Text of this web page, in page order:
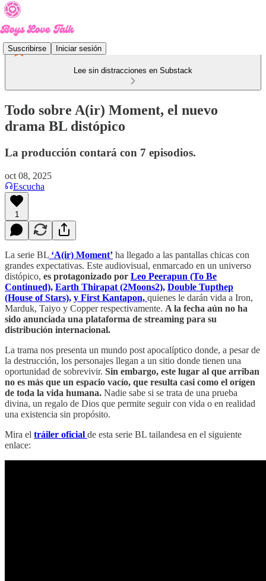
Suscribirse Iniciar sesión
Lee sin distracciones en Substack
Todo sobre A(ir) Moment, el nuevo
drama BL distópico
La producción contará con 7 episodios.
oct 08, 2025
Escucha
1
La serie BL ‘A(ir) Moment’ ha llegado a las pantallas chicas con
grandes expectativas. Este audiovisual, enmarcado en un universo
distópico, es protagonizado por Leo Peerapun (To Be
Continued), Earth Thirapat (2Moons2), Double Tupthep
(House of Stars), y First Kantapon, quienes le darán vida a Iron,
Marduk, Taiyo y Copper respectivamente. A la fecha aún no ha
sido anunciada una plataforma de streaming para su
distribución internacional.
La trama nos presenta un mundo post apocalíptico donde, a pesar de
la destrucción, los personajes llegan a un sitio donde tienen una
oportunidad de sobrevivir. Sin embargo, este lugar al que arriban
no es más que un espacio vacío, que resulta casi como el orígen
de toda la vida humana. Nadie sabe si se trata de una prueba
divina, un regalo de Dios que permite seguir con vida o en realidad
una existencia sin propósito.
Mira el tráiler oficial de esta serie BL tailandesa en el siguiente
enlace: